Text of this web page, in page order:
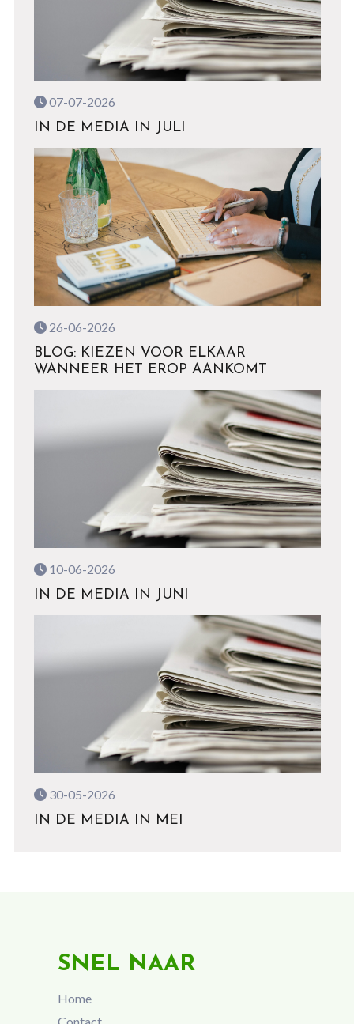
07-07-2026
IN DE MEDIA IN JULI
26-06-2026
BLOG: KIEZEN VOOR ELKAAR
WANNEER HET EROP AANKOMT
10-06-2026
IN DE MEDIA IN JUNI
30-05-2026
IN DE MEDIA IN MEI
SNEL NAAR
Home